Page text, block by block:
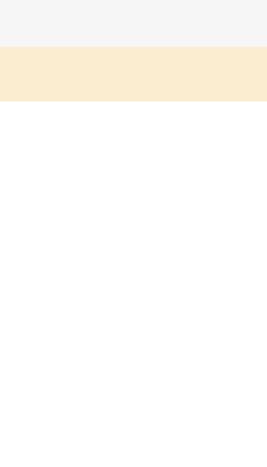
漆器：出土了罍、觚、盾等成组的漆